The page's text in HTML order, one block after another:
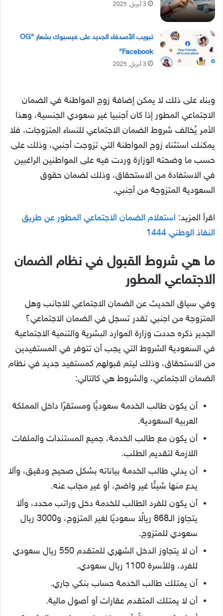
3 أبريل, 2025
تبويب الأصدقاء الجديد على فيسبوك بشعار “OG
Facebook”
3 أبريل, 2025
وبناء على ذلك لا يمكن إضافة زوج المواطنة في الضمان
الاجتماعي المطور إذا كان أجنبيا غير سعودي الجنسية، وهذا
الأمر يُخالف شروط الضمان الاجتماعي للنساء المتزوجات، فلا
يمكنك استثناء زوج المواطنة التي تزوجت أجنبي، وذلك على
حسب ما وضحته الوزارة وردت فيه على المواطنين الراغبين
في الاستفادة من الاستحقاق، وذلك لضمان حقوق
السعودية المتزوجة من أجنبي.
اقرأ المزيد: استعلام الضمان الاجتماعي المطور عن طريق
النفاذ الوطني 1444
ما هي شروط القبول في نظام الضمان
الاجتماعي المطور
وفي سياق الحديث عن الضمان الاجتماعي للاجانب وهل
المتزوجة من اجنبي تقدر تسجل في الضمان الاجتماعي؟
الجدير ذكره حددت وزارة الموارد البشرية والتنمية الاجتماعية
في السعودية الشروط التي يجب أن تتوفر في المستفيدين
من الاستحقاق، وذلك ليتم قبولهم كمستفيد جديد في نظام
الضمان الاجتماعي، والشروط هي كالتالي:
أن يكون طالب الخدمة سعوديًّا ومستقرًا داخل المملكة
العربية السعودية.
أن يكون مع طالب الخدمة، جميع المستندات والملفات
اللازمة لتقديم الطلب.
أن يدلي طالب الخدمة بياناته بشكل صحيح ودقيق، وألا
يدع منها شيئًا غير واضح، أو غير مجاب عنه.
أن يكون للفرد الطالب للخدمة دخل وراتب محدد، وألا
يتجاوز الـ868 ريالًا سعوديًا لغير المتزوج، و3000 ريال
سعودي للمتزوج.
أن لا يتجاوز الدخل الشهري للمتقدم 550 ريال سعودي
للفرد، وللأسرة 1100 ريال سعودي.
أن يمتلك طالب الخدمة حساب بنكي جاري.
أن لا يمتلك المتقدم عقارات أو أصول مالية.